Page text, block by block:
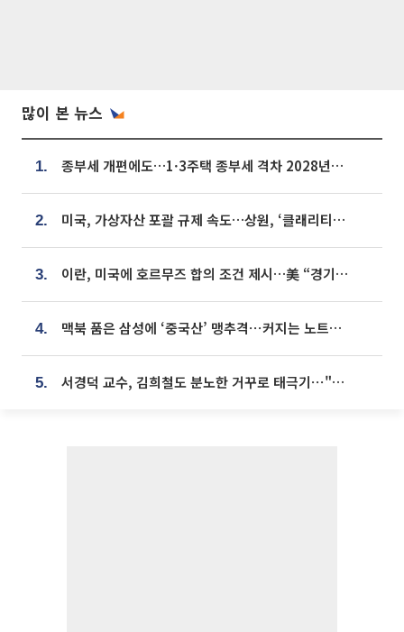
많이 본 뉴스
1. 종부세 개편에도…1·3주택 종부세 격차 2028년부터 확대
2. 미국, 가상자산 포괄 규제 속도…상원, ‘클래리티법’ 9월 절차투표 추진
3. 이란, 미국에 호르무즈 합의 조건 제시…美 “경기 아직 안 끝나” [종합]
4. 맥북 품은 삼성에 ‘중국산’ 맹추격⋯커지는 노트북 OLED 시장
5. 서경덕 교수, 김희철도 분노한 거꾸로 태극기⋯"엉터리는 아냐, 아쉬울 뿐"